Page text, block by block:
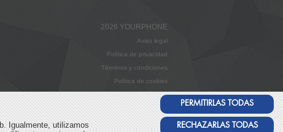
2026 YOURPHONE
Aviso legal
Política de privacidad
Términos y condiciones
Política de cookies
Canal ético
Igualmente, utilizamos
PERMITIRLAS TODAS
RECHAZARLAS TODAS